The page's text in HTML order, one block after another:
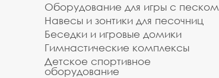
Оборудование для игры с песком
Навесы и зонтики для песочниц
Беседки и игровые домики
Гимнастические комплексы
Детское спортивное
оборудование